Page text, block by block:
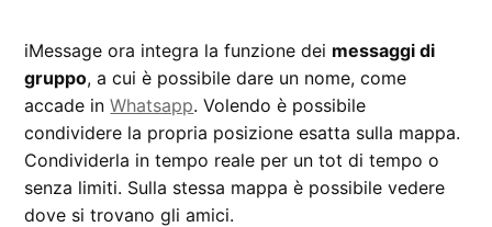
iMessage ora integra la funzione dei messaggi di
gruppo, a cui è possibile dare un nome, come
accade inWhatsapp. Volendo è possibile
condividere la propria posizione esatta sulla mappa.
Condividerla in tempo reale per un tot di tempo o
senza limiti. Sulla stessa mappa è possibile vedere
dove si trovano gli amici.